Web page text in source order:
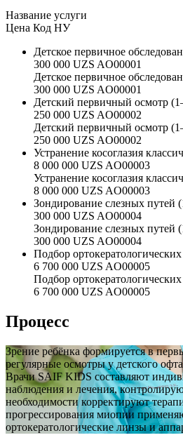
Название услуги
Цена Код НУ
Детское первичное
300 000 UZS AO00001
Детское первичное
300 000 UZS AO00001
Детский первичный осмотр
250 000 UZS AO00002
Детский первичный осмотр
250 000 UZS AO00002
Устранение косоглазия
8 000 000 UZS AO00003
Устранение косоглазия
8 000 000 UZS AO00003
Зондирование слезных путей
300 000 UZS AO00004
Зондирование слезных путей
300 000 UZS AO00004
Подбор ортокератологических
6 700 000 UZS AO00005
Подбор ортокератологических
6 700 000 UZS AO00005
Процесс
Зрение ребёнка формируется в
регулярные осмотры у детского
Врачи SAIF KIDS составляют
наблюдения и лечения,
необходимости корректируют
прогрессирования миопии
ортокератологические линзы и